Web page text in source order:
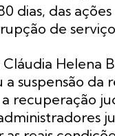
dias, das
de
Helena
suspensão da
a recuperação